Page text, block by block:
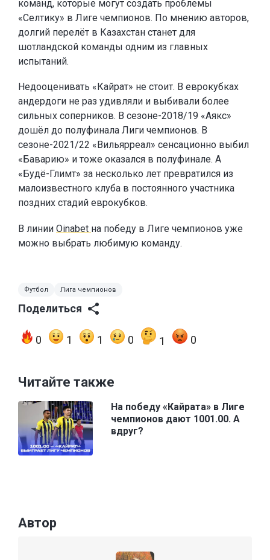
команд, которые могут создать проблемы
«Селтику» в Лиге чемпионов. По мнению авторов,
долгий перелёт в Казахстан станет для
шотландской команды одним из главных
испытаний.
Недооценивать «Кайрат» не стоит. В еврокубках
андердоги не раз удивляли и выбивали более
сильных соперников. В сезоне-2018/19 «Аякс»
дошёл до полуфинала Лиги чемпионов. В
сезоне-2021/22 «Вильярреал» сенсационно выбил
«Баварию» и тоже оказался в полуфинале. А
«Будё-Глимт» за несколько лет превратился из
малоизвестного клуба в постоянного участника
поздних стадий еврокубков.
В линии Oinabet на победу в Лиге чемпионов уже
можно выбрать любимую команду.
Футбол Лига чемпионов
Поделиться
0 1 1 0 1 0
Читайте также
На победу «Кайрата» в Лиге
чемпионов дают 1001.00. А
вдруг?
Автор